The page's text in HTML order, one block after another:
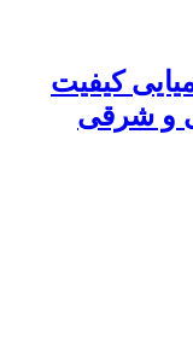
کیفیت
و شرقی